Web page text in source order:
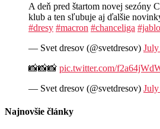
A deň pred štartom novej sezóny
klub a ten sľubuje aj ďalšie
#dresy #macron #chanceliga
— Svet dresov (@svetdresov)
📸📸📸 pic.twitter.com/
— Svet dresov (@svetdresov)
Najnovšie články